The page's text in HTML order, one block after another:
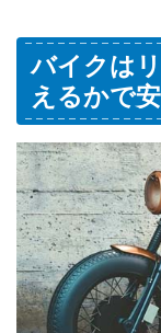
バイクは
えるかで